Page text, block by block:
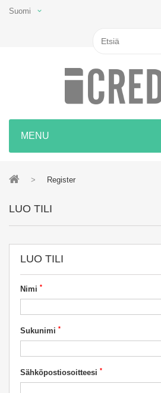
Suomi
MENU
> Register
LUO TILI
LUO TILI
Nimi *
Sukunimi *
Sähköpostiosoitteesi *